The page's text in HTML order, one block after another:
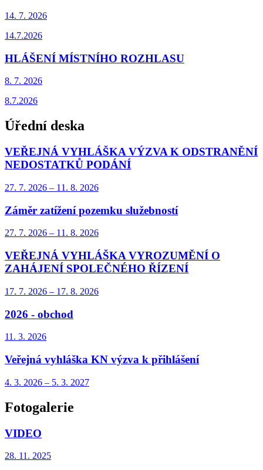
14. 7. 2026
14.7.2026
HLÁŠENÍ MÍSTNÍHO ROZHLASU
8. 7. 2026
8.7.2026
Úřední deska
VEŘEJNÁ VYHLÁŠKA VÝZVA K ODSTRANĚNÍ
NEDOSTATKŮ PODÁNÍ
27. 7. 2026 – 11. 8. 2026
Záměr zatížení pozemku služebností
27. 7. 2026 – 11. 8. 2026
VEŘEJNÁ VYHLÁŠKA VYROZUMĚNÍ O
ZAHÁJENÍ SPOLEČNÉHO ŘÍZENÍ
17. 7. 2026 – 17. 8. 2026
2026 - obchod
11. 3. 2026
Veřejná vyhláška KN výzva k přihlášení
4. 3. 2026 – 5. 3. 2027
Fotogalerie
VIDEO
28. 11. 2025